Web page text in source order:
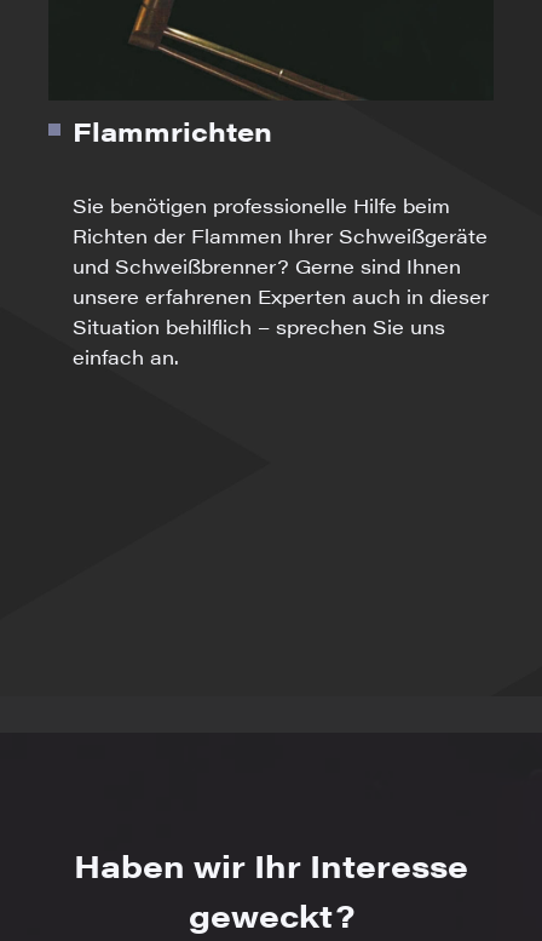
Flammrichten
Sie benötigen professionelle Hilfe beim
Richten der Flammen Ihrer Schweißgeräte
und Schweißbrenner? Gerne sind Ihnen
unsere erfahrenen Experten auch in dieser
Situation behilflich – sprechen Sie uns
einfach an.
Haben wir Ihr Interesse
geweckt?